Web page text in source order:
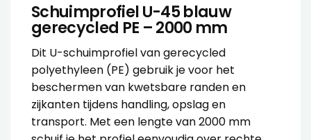
Schuimprofiel U-45 blauw
gerecycled PE – 2000 mm
Dit U-schuimprofiel van gerecycled
polyethyleen (PE) gebruik je voor het
beschermen van kwetsbare randen en
zijkanten tijdens handling, opslag en
transport. Met een lengte van 2000 mm